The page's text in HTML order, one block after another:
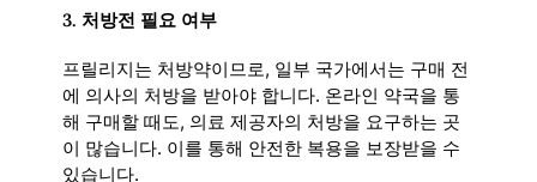
3. 처방전 필요 여부
프릴리지는 처방약이므로, 일부 국가에서는 구매 전
에 의사의 처방을 받아야 합니다. 온라인 약국을 통
해 구매할 때도, 의료 제공자의 처방을 요구하는 곳
이 많습니다. 이를 통해 안전한 복용을 보장받을 수
있습니다.